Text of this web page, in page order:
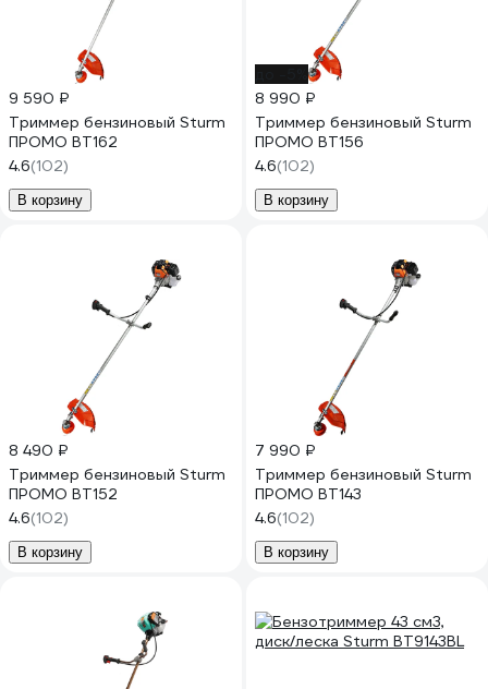
9 590 ₽
Триммер бензиновый Sturm
ПРОМО BT162
4.6(102)
В корзину
8 990 ₽
Триммер бензиновый Sturm
ПРОМО BT156
4.6(102)
В корзину
8 490 ₽
Триммер бензиновый Sturm
ПРОМО BT152
4.6(102)
В корзину
7 990 ₽
Триммер бензиновый Sturm
ПРОМО BT143
4.6(102)
В корзину